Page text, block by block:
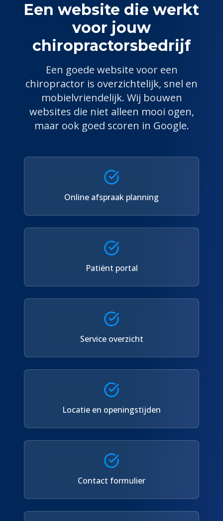
Een website die werkt
voor jouw
chiropractorsbedrijf
Een goede website voor een
chiropractor is overzichtelijk, snel en
mobielvriendelijk. Wij bouwen
websites die niet alleen mooi ogen,
maar ook goed scoren in Google.
Online afspraak planning
Patiënt portal
Service overzicht
Locatie en openingstijden
Contact formulier